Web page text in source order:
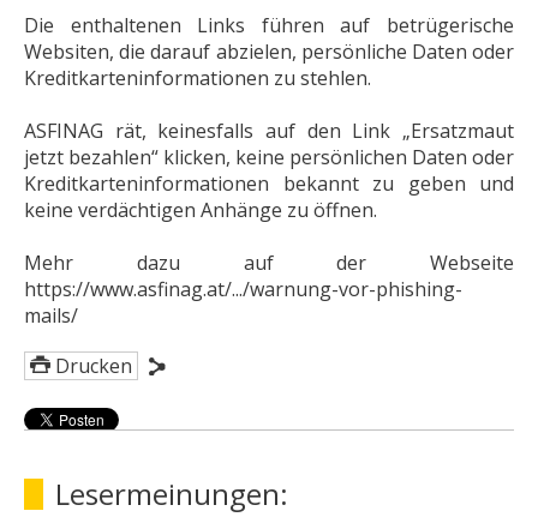
Die enthaltenen Links führen auf betrügerische
Websiten, die darauf abzielen, persönliche Daten oder
Kreditkarteninformationen zu stehlen.
ASFINAG rät, keinesfalls auf den Link „Ersatzmaut
jetzt bezahlen“ klicken, keine persönlichen Daten oder
Kreditkarteninformationen bekannt zu geben und
keine verdächtigen Anhänge zu öffnen.
Mehr dazu auf der Webseite
https://www.asfinag.at/.../warnung-vor-phishing-
mails/
Drucken
Lesermeinungen: